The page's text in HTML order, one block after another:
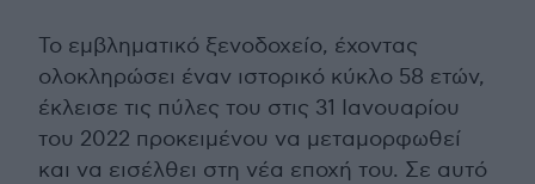
Το εμβληματικό ξενοδοχείο, έχοντας
ολοκληρώσει έναν ιστορικό κύκλο 58 ετών,
έκλεισε τις πύλες του στις 31 Ιανουαρίου
του 2022 προκειμένου να μεταμορφωθεί
και να εισέλθει στη νέα εποχή του. Σε αυτό